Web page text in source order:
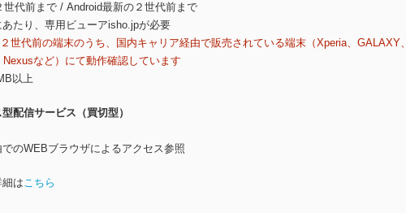
世代前まで / Android最新の２世代前まで
たり、専用ビューアisho.jpが必要
世代前の端末のうち、国内キャリア経由で販売されている端末（Xperia、GALAXY、
など）にて動作確認しています
以上
配信サービス（買切型）
のWEBブラウザによるアクセス参照
はこちら